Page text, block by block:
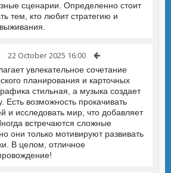
сценарии. Определенно стоит
тем, кто любит стратегию и
22 October 2025 16:00
увлекательное сочетание
планирования и карточных
стильная, а музыка создает
Есть возможность прокачивать
и исследовать мир, что добавляет
встречаются сложные
они только мотивируют развивать
В целом, отличное